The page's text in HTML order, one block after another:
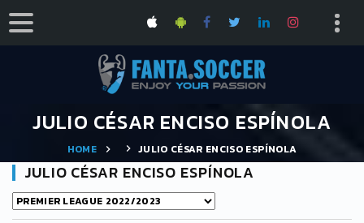
JULIO CÉSAR ENCISO ESPÍNOLA
HOME JULIO CÉSAR ENCISO ESPÍNOLA
JULIO CÉSAR ENCISO ESPÍNOLA